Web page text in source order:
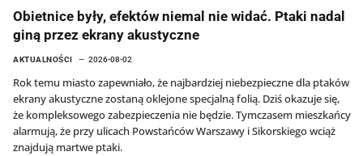
Obietnice były, efektów niemal nie widać. Ptaki nadal
giną przez ekrany akustyczne
AKTUALNOŚCI 2026-08-02
Rok temu miasto zapewniało, że najbardziej niebezpieczne dla ptaków
ekrany akustyczne zostaną oklejone specjalną folią. Dziś okazuje się,
że kompleksowego zabezpieczenia nie będzie. Tymczasem mieszkańcy
alarmują, że przy ulicach Powstańców Warszawy i Sikorskiego wciąż
znajdują martwe ptaki.